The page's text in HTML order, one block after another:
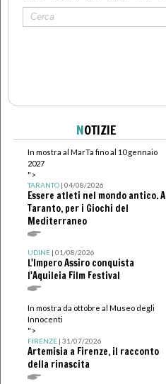
NOTIZIE
In mostra al MarTa fino al 10 gennaio
2027
">
TARANTO| 04/08/2026
Essere atleti nel mondo antico. A
Taranto, per i Giochi del
Mediterraneo
UDINE| 01/08/2026
L'Impero Assiro conquista
l'Aquileia Film Festival
In mostra da ottobre al Museo degli
Innocenti
">
FIRENZE| 31/07/2026
Artemisia a Firenze, il racconto
della rinascita